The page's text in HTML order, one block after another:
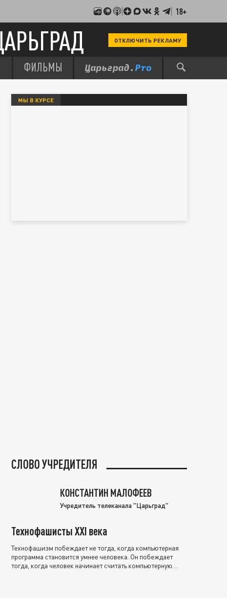
18+
ОТКЛЮЧИТЬ РЕКЛАМУ
ФИЛЬМЫ
МЫ В КУРСЕ
СЛОВО УЧРЕДИТЕЛЯ
КОНСТАНТИН МАЛОФЕЕВ
Учредитель телеканала "Царьград"
Технофашисты XXI века
Технофашизм побеждает не тогда, когда компьютерная
программа становится умнее человека. Он побеждает
тогда, когда человек начинает считать компьютерную